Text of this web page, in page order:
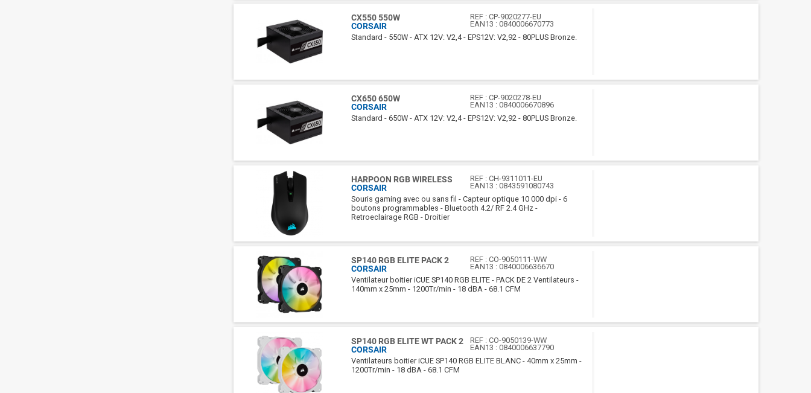
CX550 550W
CORSAIR
REF :CP-9020277-EU
EAN13 :0840006670773
Standard - 550W - ATX 12V: V2,4 - EPS12V: V2,92 - 80PLUS Bronze.
CX650 650W
CORSAIR
REF :CP-9020278-EU
EAN13 :0840006670896
Standard - 650W - ATX 12V: V2,4 - EPS12V: V2,92 - 80PLUS Bronze.
HARPOON RGB WIRELESS
CORSAIR
REF :CH-9311011-EU
EAN13 :0843591080743
Souris gaming avec ou sans fil - Capteur optique 10 000 dpi - 6
boutons programmables - Bluetooth 4.2/ RF 2.4 GHz -
Retroeclairage RGB - Droitier
SP140 RGB ELITE PACK 2
CORSAIR
REF :CO-9050111-WW
EAN13 :0840006636670
Ventilateur boitier iCUE SP140 RGB ELITE - PACK DE 2 Ventilateurs -
140mm x 25mm - 1200Tr/min - 18 dBA - 68.1 CFM
SP140 RGB ELITE WT PACK 2
CORSAIR
REF :CO-9050139-WW
EAN13 :0840006637790
Ventilateurs boitier iCUE SP140 RGB ELITE BLANC - 40mm x 25mm -
1200Tr/min - 18 dBA - 68.1 CFM